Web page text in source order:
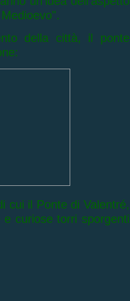
della città, il ponte
cui il Ponte di Valentré,
curiose torri sporgenti